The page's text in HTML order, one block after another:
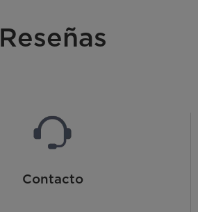
Reseñas
Contacto